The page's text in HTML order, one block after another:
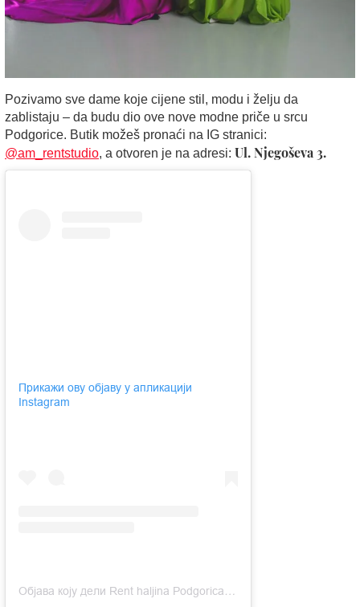
Pozivamo sve dame koje cijene stil, modu i želju da
zablistaju – da budu dio ove nove modne priče u srcu
Podgorice. Butik možeš pronaći na IG stranici:
@am_rentstudio, a otvoren je na adresi: Ul. Njegoševa 3.
Прикажи ову објаву у апликацији
Instagram